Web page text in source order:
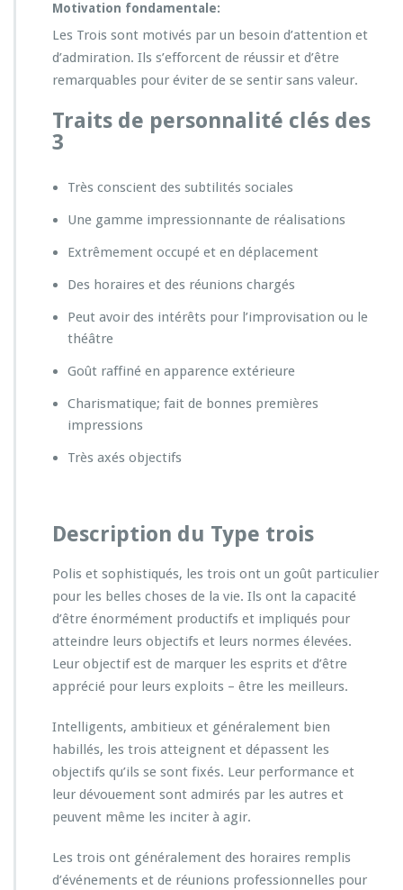
Motivation fondamentale:
Les Trois sont motivés par un besoin d’attention et
d’admiration. Ils s’efforcent de réussir et d’être
remarquables pour éviter de se sentir sans valeur.
Traits de personnalité clés des
3
Très conscient des subtilités sociales
Une gamme impressionnante de réalisations
Extrêmement occupé et en déplacement
Des horaires et des réunions chargés
Peut avoir des intérêts pour l’improvisation ou le
théâtre
Goût raffiné en apparence extérieure
Charismatique; fait de bonnes premières
impressions
Très axés objectifs
Description du Type trois
Polis et sophistiqués, les trois ont un goût particulier
pour les belles choses de la vie. Ils ont la capacité
d’être énormément productifs et impliqués pour
atteindre leurs objectifs et leurs normes élevées.
Leur objectif est de marquer les esprits et d’être
apprécié pour leurs exploits – être les meilleurs.
Intelligents, ambitieux et généralement bien
habillés, les trois atteignent et dépassent les
objectifs qu’ils se sont fixés. Leur performance et
leur dévouement sont admirés par les autres et
peuvent même les inciter à agir.
Les trois ont généralement des horaires remplis
d’événements et de réunions professionnelles pour